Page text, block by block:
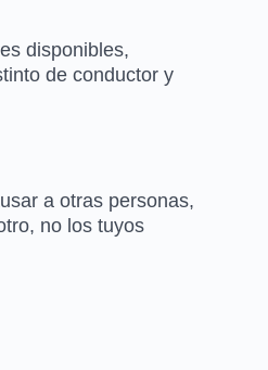
disponibles,
de conductor y
a otras personas,
no los tuyos